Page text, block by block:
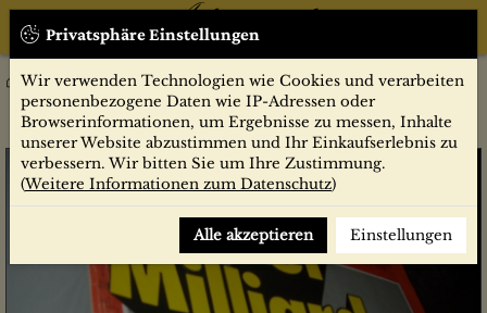
Privatsphäre Einstellungen
Wir verwenden Technologien wie Cookies und verarbeiten
personenbezogene Daten wie IP-Adressen oder
Browserinformationen, um Ergebnisse zu messen, Inhalte
unserer Website abzustimmen und Ihr Einkaufserlebnis zu
verbessern. Wir bitten Sie um Ihre Zustimmung.
(Weitere Informationen zum Datenschutz)
Alle akzeptieren Einstellungen
Zeitschriften Der Spiegel Jahrgang 1975
36/1975 Der Milliarden Schock